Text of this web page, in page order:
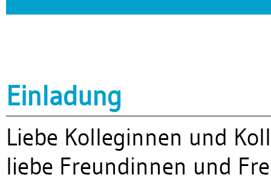
Einladung
Liebe Kolleginnen und
liebe Freundinnen und